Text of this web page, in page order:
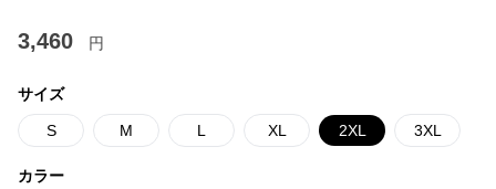
3,460 円
サイズ
S M L XL 2XL 3XL
カラー